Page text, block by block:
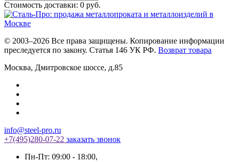
Стоимость доставки: 0 руб.
© 2003–2026 Все права защищены. Копирование информации
преследуется по закону. Статья 146 УК РФ. Возврат товара
Москва, Дмитровское шоссе, д.85
info@steel-pro.ru
+7(495)280-07-22 заказать звонок
Пн-Пт: 09:00 - 18:00,